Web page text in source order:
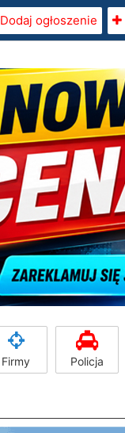
Dodaj ogłoszenie
Firmy Policja